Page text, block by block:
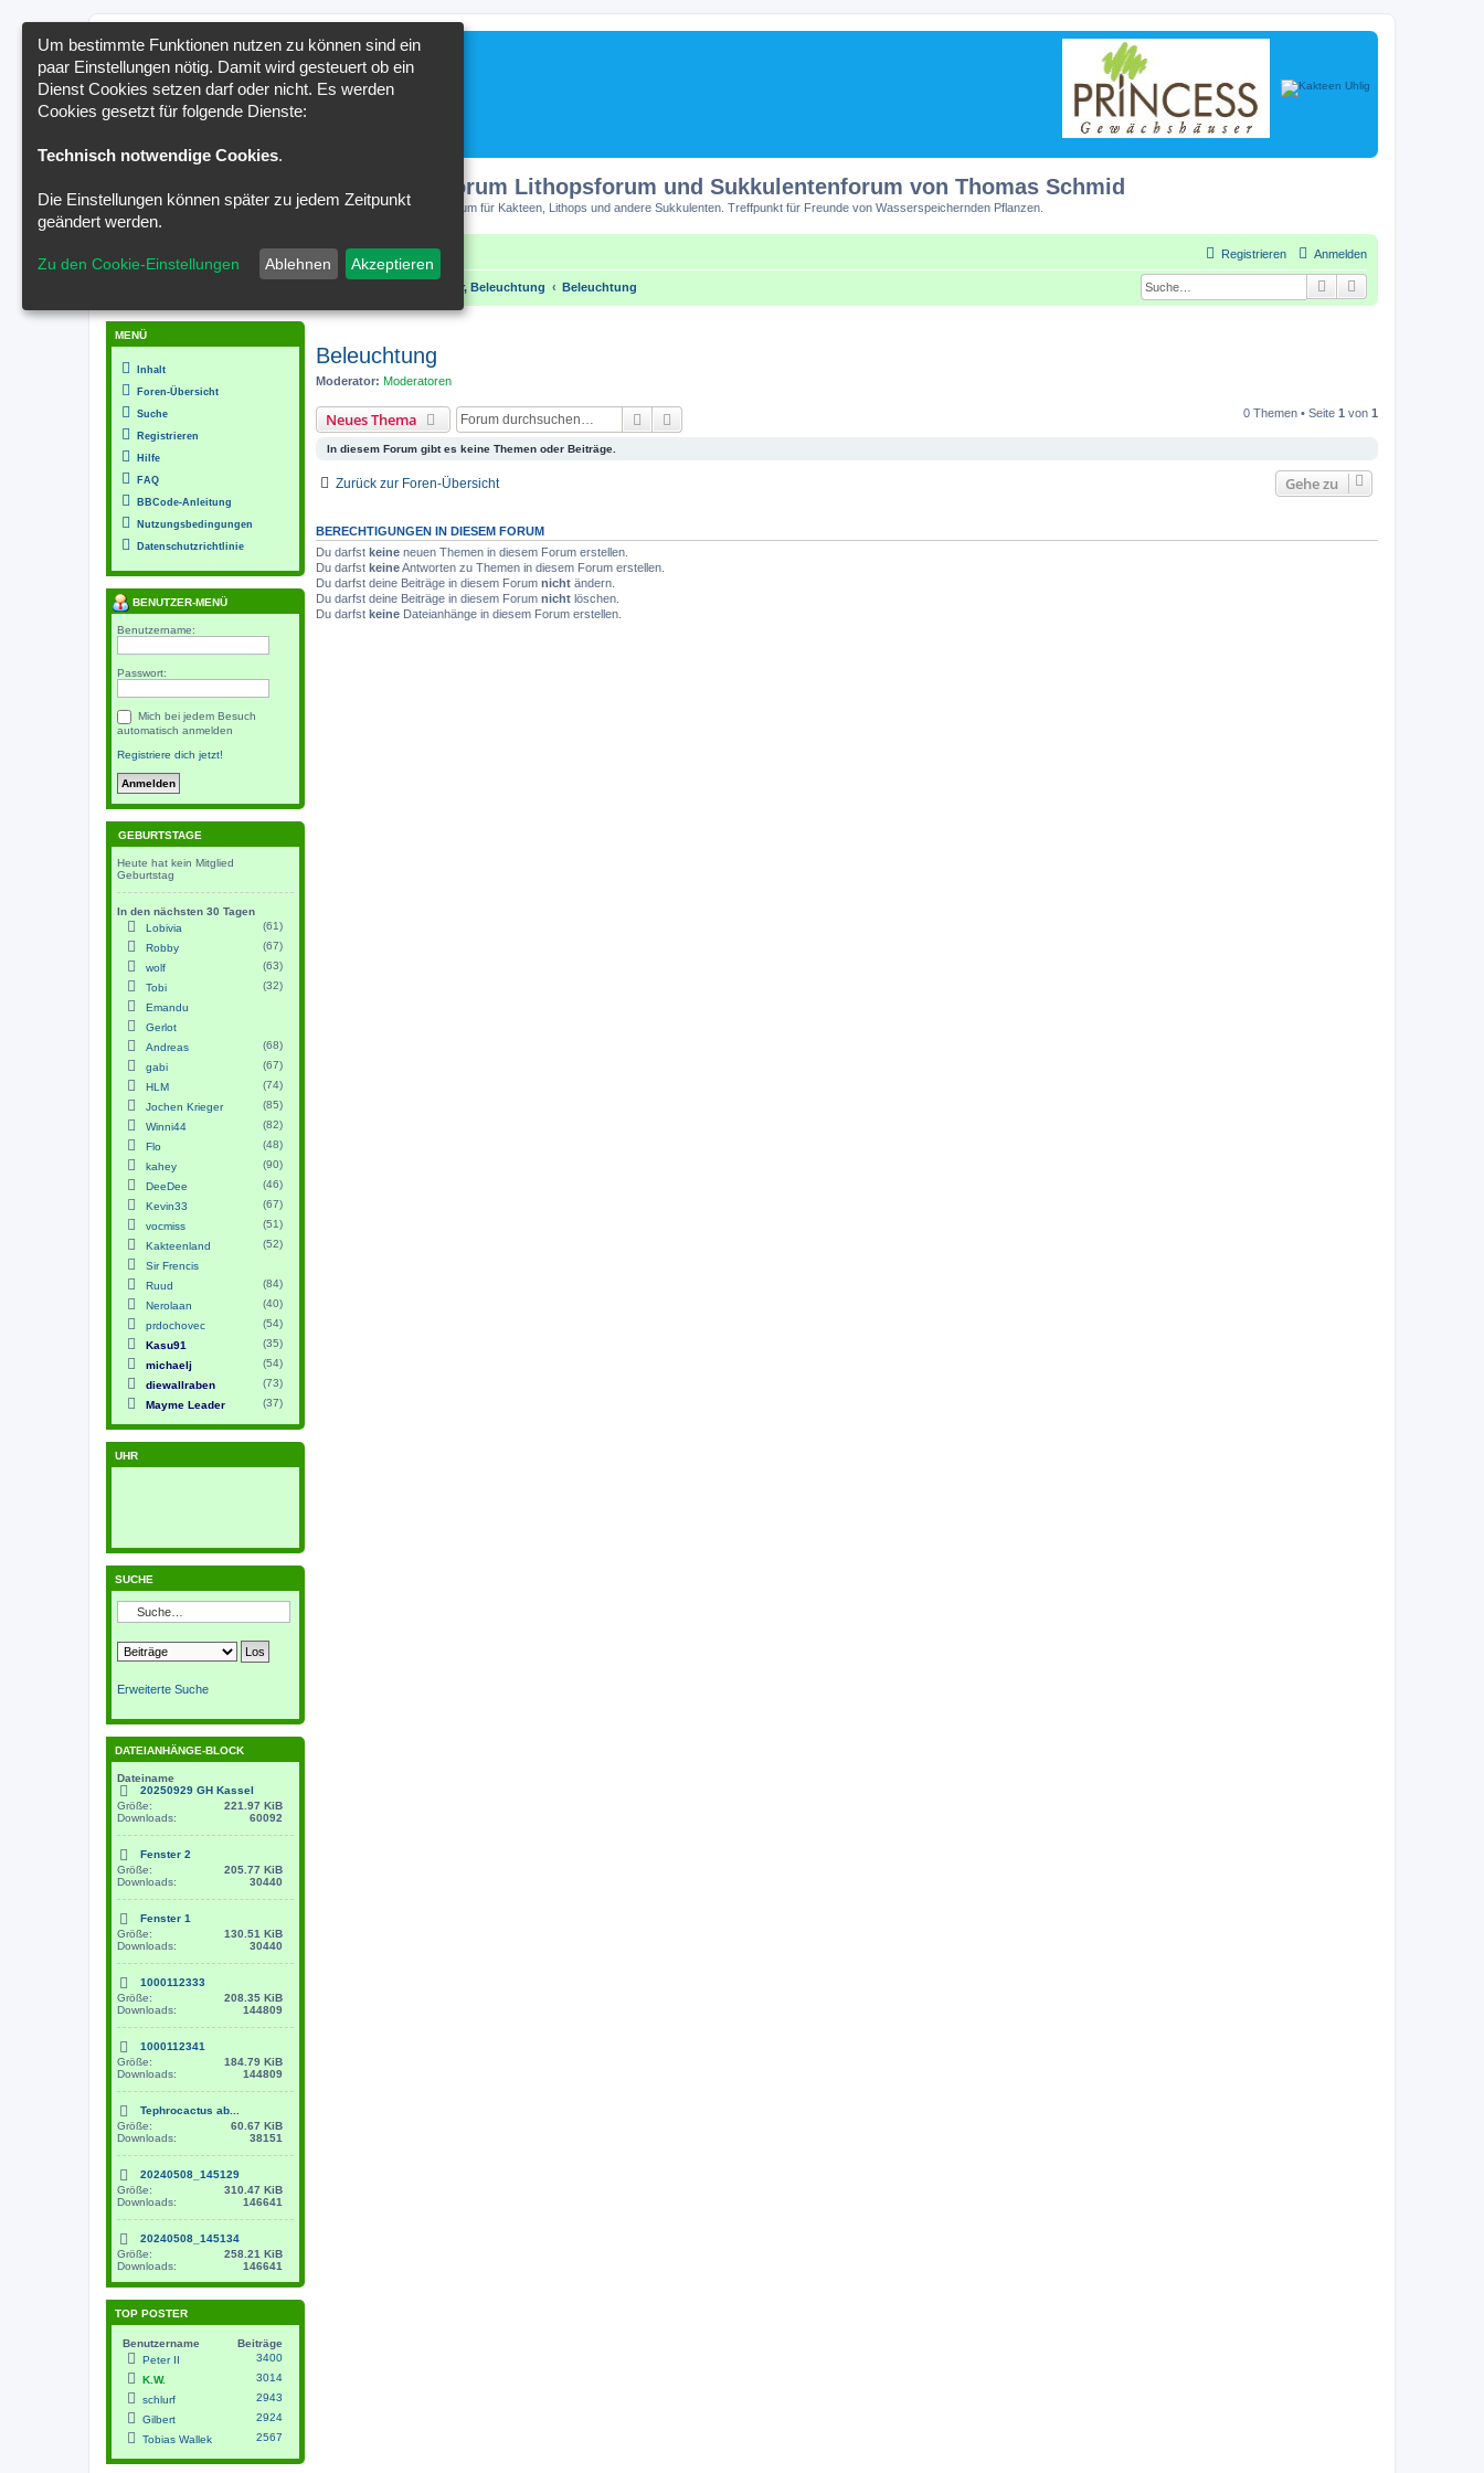
Kakteenforum Lithopsforum und Sukkulentenforum von Thomas Schmid
Forum für Kakteen, Lithops und andere Sukkulenten. Treffpunkt für Freunde von Wasserspeichernden Pflanzen.
Anmelden
Registrieren
Technik, Gewächshäuser, Beleuchtung Beleuchtung Suche
Beleuchtung
Moderator: Moderatoren
Neues Thema Suche 0 Themen • Seite 1 von 1
In diesem Forum gibt es keine Themen oder Beiträge.
Zurück zur Foren-Übersicht Gehe zu
BERECHTIGUNGEN IN DIESEM FORUM
Du darfst keine neuen Themen in diesem Forum erstellen.
Du darfst keineAntworten zu Themen in diesem Forum erstellen.
Du darfst deine Beiträge in diesem Forum nicht ändern.
Du darfst deine Beiträge in diesem Forum nicht löschen.
Du darfst keine Dateianhänge in diesem Forum erstellen.
MENÜ
Inhalt
Foren-Übersicht
Suche
Registrieren
Hilfe
FAQ
BBCode-Anleitung
Nutzungsbedingungen
Datenschutzrichtlinie
BENUTZER-MENÜ
Benutzername:
Passwort:
Mich bei jedem Besuch
automatisch anmelden
Registriere dich jetzt!
GEBURTSTAGE
Heute hat kein Mitglied
Geburtstag
In den nächsten 30 Tagen
Lobivia
(61)
Robby
(67)
wolf
(63)
Tobi
(32)
Emandu
Gerlot
Andreas
(68)
gabi
(67)
HLM
(74)
Jochen Krieger
(85)
Winni44
(82)
Flo
(48)
kahey
(90)
DeeDee
(46)
Kevin33
(67)
vocmiss
(51)
Kakteenland
(52)
Sir Frencis
Ruud
(84)
Nerolaan
(40)
prdochovec
(54)
Kasu91
(35)
michaelj
(54)
diewallraben
(73)
Mayme Leader
(37)
UHR
SUCHE
Erweiterte Suche
DATEIANHÄNGE-BLOCK
Dateiname
20250929 GH Kassel
Größe:
221.97 KiB
Downloads:
60092
Fenster 2
Größe:
205.77 KiB
Downloads:
30440
Fenster 1
Größe:
130.51 KiB
Downloads:
30440
1000112333
Größe:
208.35 KiB
Downloads:
144809
1000112341
Größe:
184.79 KiB
Downloads:
144809
Tephrocactus ab...
Größe:
60.67 KiB
Downloads:
38151
20240508_145129
Größe:
310.47 KiB
Downloads:
146641
20240508_145134
Größe:
258.21 KiB
Downloads:
146641
TOP POSTER
Benutzername
Beiträge
Peter II
3400
K.W.
3014
schlurf
2943
Gilbert
2924
Tobias Wallek
2567
Um bestimmte Funktionen nutzen zu können sind ein
paar Einstellungen nötig. Damit wird gesteuert ob ein
Dienst Cookies setzen darf oder nicht. Es werden
Cookies gesetzt für folgende Dienste:
Technisch notwendige Cookies.
Die Einstellungen können später zu jedem Zeitpunkt
geändert werden.
Zu den Cookie-Einstellungen Ablehnen Akzeptieren